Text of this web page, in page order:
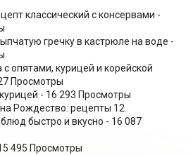
классический с консервами -
гречку в кастрюле на воде -
опятами, курицей и корейской
Просмотры
- 16 293 Просмотры
Рождество: рецепты 12
быстро и вкусно - 16 087
495 Просмотры